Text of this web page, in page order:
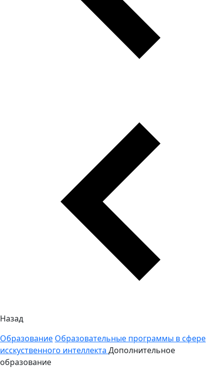
Назад
Образование Образовательные программы в сфере
исскуственного интеллекта Дополнительное
образование